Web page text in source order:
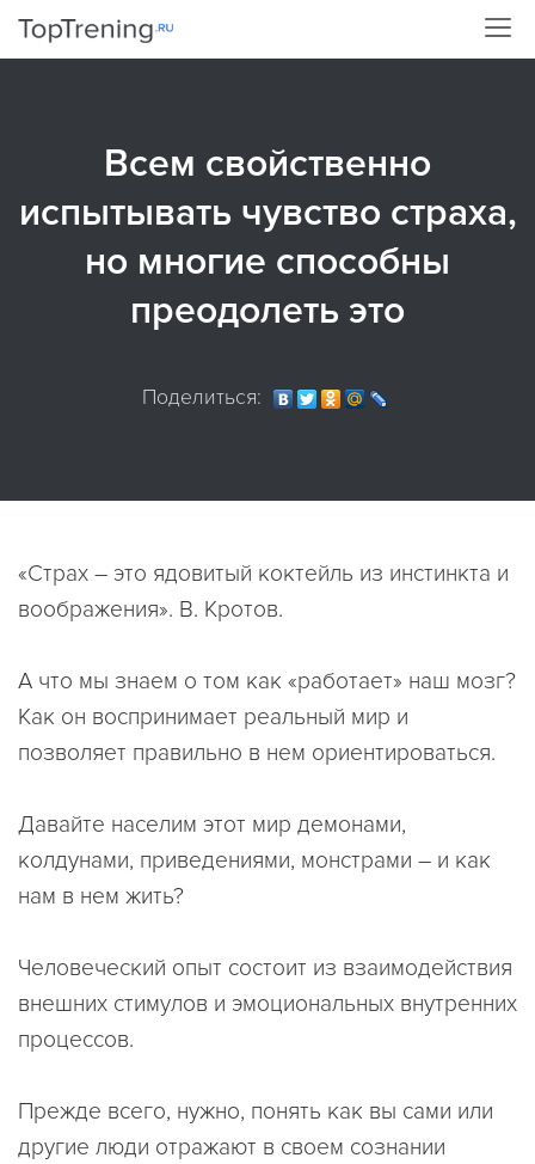
Всем свойственно
испытывать чувство страха,
но многие способны
преодолеть это
Поделиться:
«Страх – это ядовитый коктейль из инстинкта и
воображения». В. Кротов.
А что мы знаем о том как «работает» наш мозг?
Как он воспринимает реальный мир и
позволяет правильно в нем ориентироваться.
Давайте населим этот мир демонами,
колдунами, приведениями, монстрами – и как
нам в нем жить?
Человеческий опыт состоит из взаимодействия
внешних стимулов и эмоциональных внутренних
процессов.
Прежде всего, нужно, понять как вы сами или
другие люди отражают в своем сознании